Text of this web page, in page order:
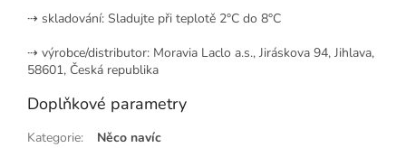
⇢ skladování: Sladujte při teplotě 2°C do 8°C
⇢ výrobce/distributor: Moravia Laclo a.s., Jiráskova 94, Jihlava,
58601, Česká republika
Doplňkové parametry
Kategorie:
Něco navíc